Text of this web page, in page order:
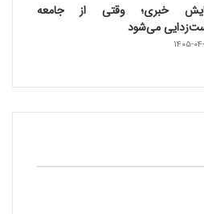
خبری؛ وقتی از جامعه
می‌شود
۰۴-۲۲